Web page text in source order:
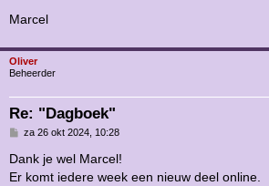
Marcel
Oliver
Beheerder
Re: "Dagboek"
B
r
i
c
za 26 okt 2024, 10:28
Dank je wel Marcel!
Er komt iedere week een nieuw deel online.